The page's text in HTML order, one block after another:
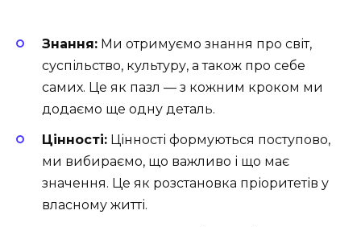
Знання: Ми отримуємо знання про світ,
суспільство, культуру, а також про себе
самих. Це як пазл — з кожним кроком ми
додаємо ще одну деталь.
Цінності: Цінності формуються поступово,
ми вибираємо, що важливо і що має
значення. Це як розстановка пріоритетів у
власному житті.